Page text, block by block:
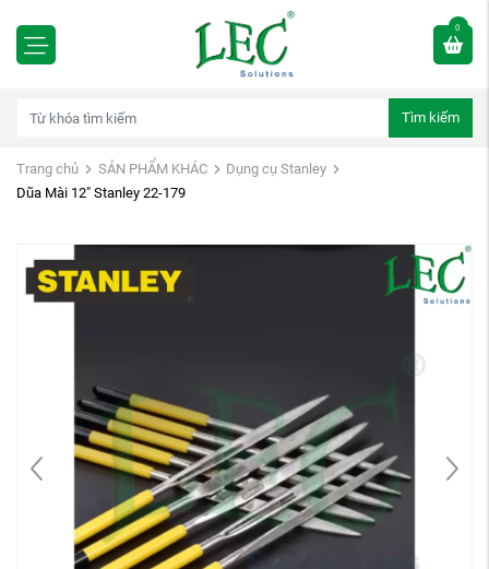
0
Tìm kiếm
Trang chủ SẢN PHẨM KHÁC
Dụng cụ Stanley
Dũa Mài 12" Stanley 22-179